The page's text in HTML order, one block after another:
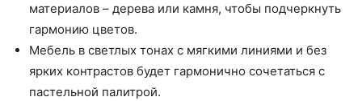
материалов – дерева или камня, чтобы подчеркнуть
гармонию цветов.
Мебель в светлых тонах с мягкими линиями и без
ярких контрастов будет гармонично сочетаться с
пастельной палитрой.